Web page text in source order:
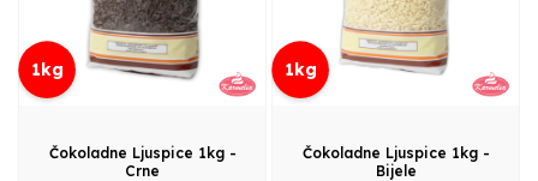
1kg
Čokoladne Ljuspice 1kg -
Crne
1kg
Čokoladne Ljuspice 1kg -
Bijele